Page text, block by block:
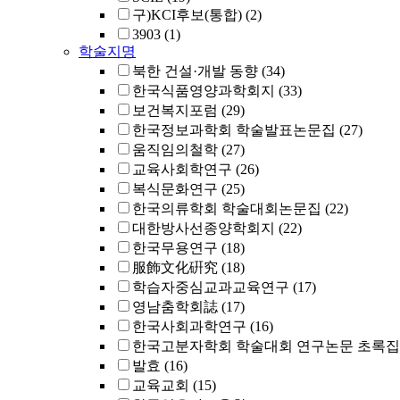
구)KCI후보(통합) (2)
3903 (1)
학술지명
북한 건설·개발 동향 (34)
한국식품영양과학회지 (33)
보건복지포럼 (29)
한국정보과학회 학술발표논문집 (27)
움직임의철학 (27)
교육사회학연구 (26)
복식문화연구 (25)
한국의류학회 학술대회논문집 (22)
대한방사선종양학회지 (22)
한국무용연구 (18)
服飾文化硏究 (18)
학습자중심교과교육연구 (17)
영남춤학회誌 (17)
한국사회과학연구 (16)
한국고분자학회 학술대회 연구논문 초록집
발효 (16)
교육교회 (15)